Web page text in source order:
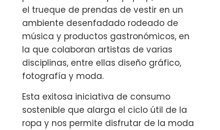
el trueque de prendas de vestir en un
ambiente desenfadado rodeado de
música y productos gastronómicos, en
la que colaboran artistas de varias
disciplinas, entre ellas diseño gráfico,
fotografía y moda.
Esta exitosa iniciativa de consumo
sostenible que alarga el ciclo útil de la
ropa y nos permite disfrutar de la moda